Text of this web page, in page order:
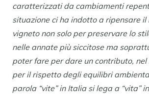
caratterizzati da cambiamenti
situazione ci ha indotto a ripensare il
vigneto non solo per preservare lo
nelle annate più siccitose ma
poter fare per dare un contributo, nel
per il rispetto degli equilibri
parola “vite” in Italia si lega a “vita”